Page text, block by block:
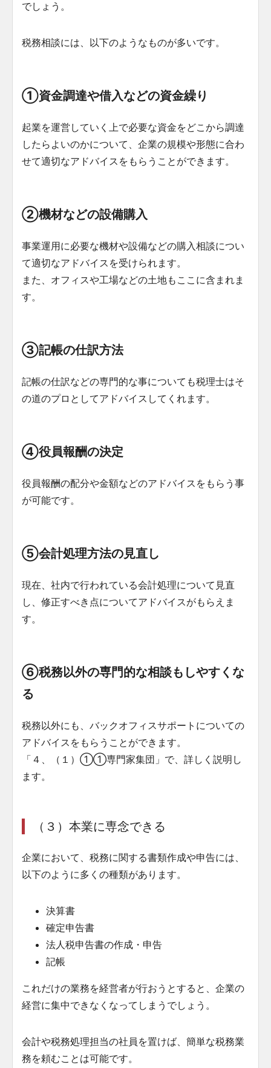
でしょう。
税務相談には、以下のようなものが多いです。
①資金調達や借入などの資金繰り
起業を運営していく上で必要な資金をどこから調達
したらよいのかについて、企業の規模や形態に合わ
せて適切なアドバイスをもらうことができます。
②機材などの設備購入
事業運用に必要な機材や設備などの購入相談につい
て適切なアドバイスを受けられます。
また、オフィスや工場などの土地もここに含まれま
す。
③記帳の仕訳方法
記帳の仕訳などの専門的な事についても税理士はそ
の道のプロとしてアドバイスしてくれます。
④役員報酬の決定
役員報酬の配分や金額などのアドバイスをもらう事
が可能です。
⑤会計処理方法の見直し
現在、社内で行われている会計処理について見直
し、修正すべき点についてアドバイスがもらえま
す。
⑥税務以外の専門的な相談もしやすくな
る
税務以外にも、バックオフィスサポートについての
アドバイスをもらうことができます。
「４、（１）①①専門家集団」で、詳しく説明し
ます。
（３）本業に専念できる
企業において、税務に関する書類作成や申告には、
以下のように多くの種類があります。
決算書
確定申告書
法人税申告書の作成・申告
記帳
これだけの業務を経営者が行おうとすると、企業の
経営に集中できなくなってしまうでしょう。
会計や税務処理担当の社員を置けば、簡単な税務業
務を頼むことは可能です。